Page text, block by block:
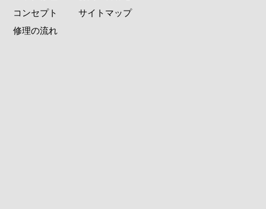
コンセプト
修理の流れ
サイトマップ